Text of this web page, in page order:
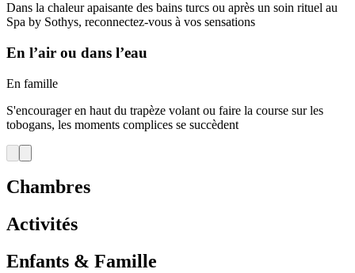
Dans la chaleur apaisante des bains turcs ou après un soin rituel au
Spa by Sothys, reconnectez-vous à vos sensations
En l’air ou dans l’eau
En famille
S'encourager en haut du trapèze volant ou faire la course sur les
tobogans, les moments complices se succèdent
Chambres
Activités
Enfants & Famille